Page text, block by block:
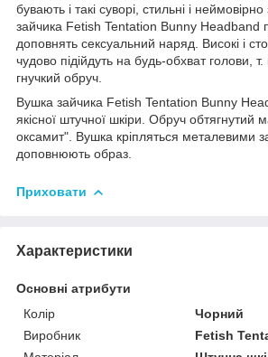
бувають і такі суворі, стильні і
зайчика Fetish Tentation Bunny Headband
доповнять сексуальний наряд. Високі і
чудово підійдуть на будь-обхват голови, т.
гнучкий обруч.
Вушка зайчика Fetish Tentation Bunny
якісної штучної шкіри. Обруч обтягнутий
оксамит". Вушка кріпляться металевими
доповнюють образ.
Приховати
Характеристики
Основні атрибути
Колір
Чорний
Виробник
Fetish